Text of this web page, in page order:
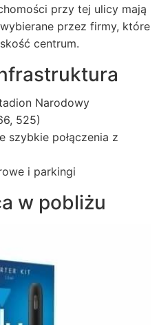
przy tej ulicy mają
przez firmy, które
centrum.
Narodowy
525)
szybkie połączenia z
i parkingi
w pobliżu